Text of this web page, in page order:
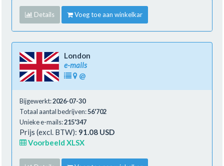
Details Voeg toe aan winkelkar
London
e-mails
@
Bijgewerkt:2026-07-30
Totaal aantal bedrijven:56'702
Unieke e-mails:215'347
Prijs (excl. BTW): 91.08 USD
Voorbeeld XLSX